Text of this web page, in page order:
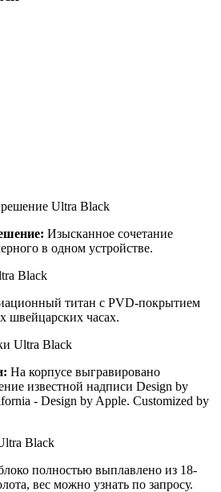
Изысканное сочетание
в одном устройстве.
титан с PVD-покрытием
швейцарских часах.
На корпусе выгравировано
известной надписи Design by
- Design by Apple. Customized by
полностью выплавлено из 18-
вес можно узнать по запросу.